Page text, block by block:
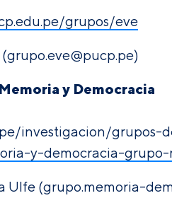
grupos/eve
y Democracia
investigacion/
y-democracia-
Ulfe (grupo.memoria-